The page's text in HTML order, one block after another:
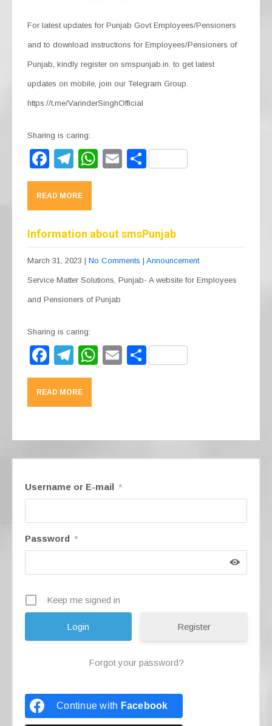
For latest updates for Punjab Govt Employees/Pensioners
and to download instructions for Employees/Pensioners of
Punjab, kindly register on smspunjab.in. to get latest
updates on mobile, join our Telegram Group.
https://t.me/VarinderSinghOfficial
Sharing is caring:
F
a
c
e
b
o
o
k
T
el
e
gr
a
m
W
A
p
p
E S
READ MORE
Information about smsPunjab
March 31, 2023 | No Comments | Announcement
Service Matter Solutions, Punjab- A website for Employees
and Pensioners of Punjab
Sharing is caring:
F
a
c
e
k
T
el
e
gr
W
E S
READ MORE
Username or E-mail *
Password *
Keep me signed in
Register
Forgot your password?
Continue with Facebook